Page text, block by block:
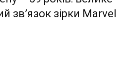
зв’язок зірки Marvel